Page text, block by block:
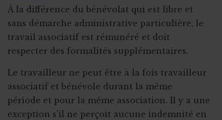
À la différence du bénévolat qui est libre et
sans démarche administrative particulière, le
travail associatif est rémunéré et doit
respecter des formalités supplémentaires.
Le travailleur ne peut être à la fois travailleur
associatif et bénévole durant la même
période et pour la même association. Il y a une
exception s’il ne perçoit aucune indemnité en